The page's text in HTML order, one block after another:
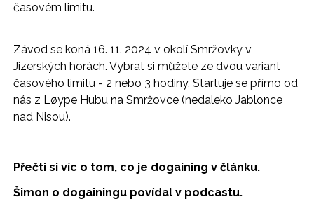
časovém limitu.
Závod se koná 16. 11. 2024 v okolí Smržovky v
Jizerských horách. Vybrat si můžete ze dvou variant
časového limitu - 2 nebo 3 hodiny. Startuje se přímo od
nás z Løype Hubu na Smržovce (nedaleko Jablonce
nad Nisou).
Přečti si víc o tom, co je dogaining v článku.
Šimon o dogainingu povídal v podcastu.